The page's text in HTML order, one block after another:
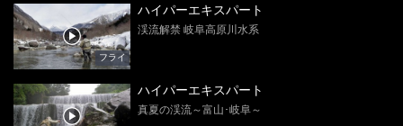
フライ
ハイパーエキスパート
渓流解禁 岐阜高原川水系
ハイパーエキスパート
真夏の渓流～富山･岐阜～